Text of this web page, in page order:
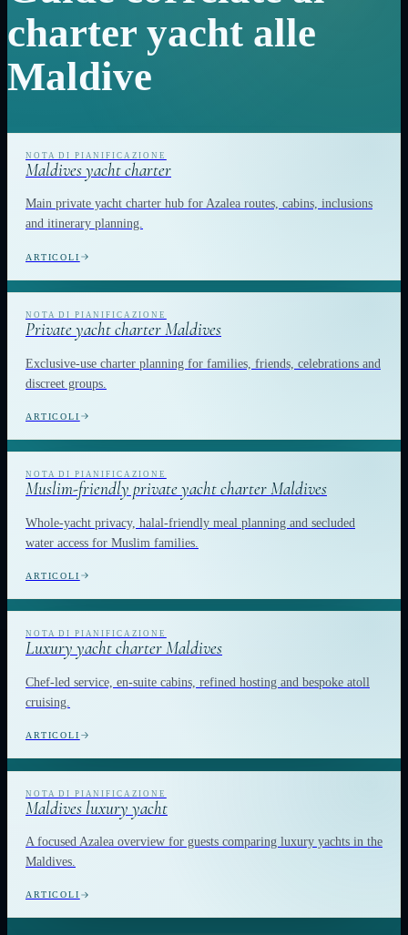
charter yacht alle
Maldive
Maldives yacht charter
Main private yacht charter hub for Azalea routes, cabins, inclusions
and itinerary planning.
ARTICOLI
Private yacht charter Maldives
Exclusive-use charter planning for families, friends, celebrations and
discreet groups.
ARTICOLI
Muslim-friendly private yacht charter Maldives
Whole-yacht privacy, halal-friendly meal planning and secluded
water access for Muslim families.
ARTICOLI
Luxury yacht charter Maldives
Chef-led service, en-suite cabins, refined hosting and bespoke atoll
cruising.
ARTICOLI
Maldives luxury yacht
A focused Azalea overview for guests comparing luxury yachts in the
Maldives.
ARTICOLI